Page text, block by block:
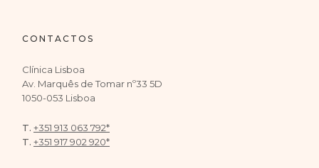
CONTACTOS
Clínica Lisboa
Av. Marquês de Tomar nº33 5D
1050-053 Lisboa
T. +351 913 063 792*
T. +351 917 902 920*